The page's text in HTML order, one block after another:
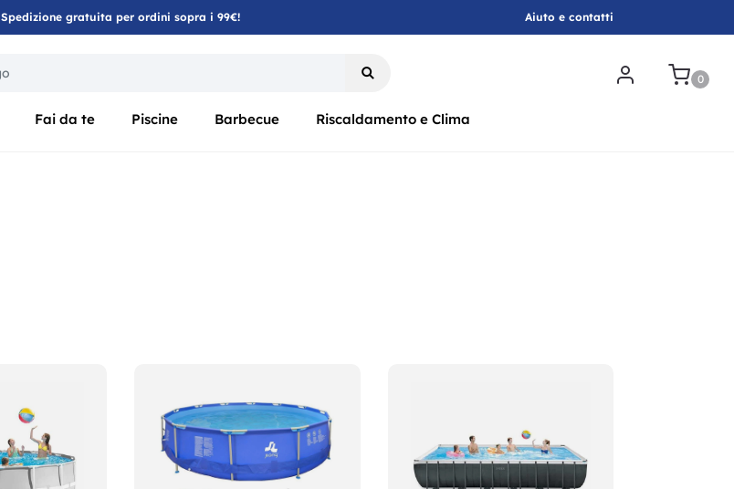
Spedizione gratuita per ordini sopra i 99€! Aiuto e contatti
0
Fai da te Piscine Barbecue Riscaldamento e Clima